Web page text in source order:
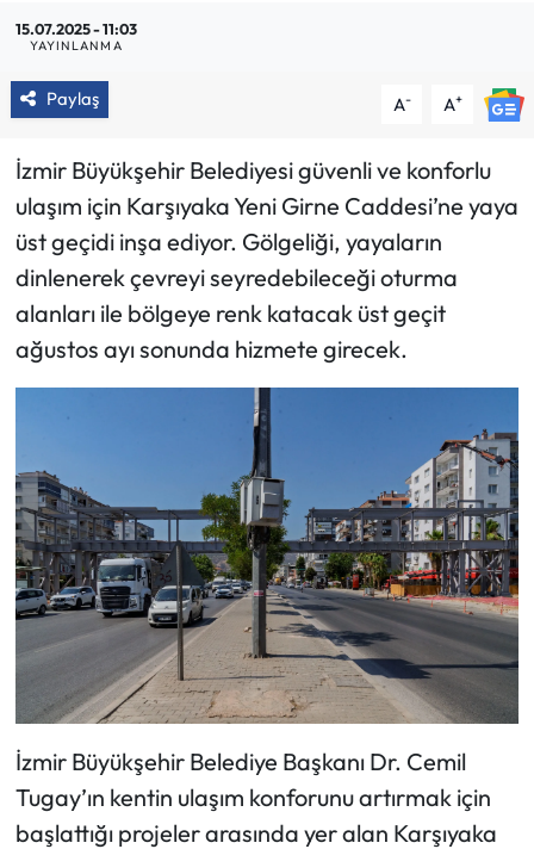
15.07.2025 - 11:03
YAYINLANMA
Paylaş A- A+
İzmir Büyükşehir Belediyesi güvenli ve konforlu
ulaşım için Karşıyaka Yeni Girne Caddesi’ne yaya
üst geçidi inşa ediyor. Gölgeliği, yayaların
dinlenerek çevreyi seyredebileceği oturma
alanları ile bölgeye renk katacak üst geçit
ağustos ayı sonunda hizmete girecek.
İzmir Büyükşehir Belediye Başkanı Dr. Cemil
Tugay’ın kentin ulaşım konforunu artırmak için
başlattığı projeler arasında yer alan Karşıyaka